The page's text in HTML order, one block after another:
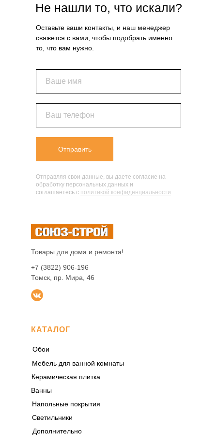
Ваше имя
Ваш телефон
Отправить
Не нашли то, что искали?
Оставьте ваши контакты, и наш менеджер
свяжется с вами, чтобы подобрать именно
то, что вам нужно.
Отправляя свои данные, вы даете согласие на
обработку персональных данных и
соглашаетесь c политикой конфиденциальности
КАТАЛОГ
Товары для дома и ремонта!
Обои
Мебель для ванной комнаты
+7 (3822) 906-196
Томск, пр. Мира, 46
Напольные покрытия
Светильники
Дополнительно
Керамическая плитка
Ванны